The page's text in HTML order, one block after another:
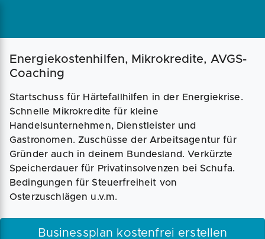
Magazin Businessplan Fördermittel
Energiekostenhilfen, Mikrokredite, AVGS-
Coaching
Startschuss für Härtefallhilfen in der Energiekrise.
Schnelle Mikrokredite für kleine
Handelsunternehmen, Dienstleister und
Gastronomen. Zuschüsse der Arbeitsagentur für
Gründer auch in deinem Bundesland. Verkürzte
Speicherdauer für Privatinsolvenzen bei Schufa.
Bedingungen für Steuerfreiheit von
Osterzuschlägen u.v.m.
Businessplan kostenfrei erstellen